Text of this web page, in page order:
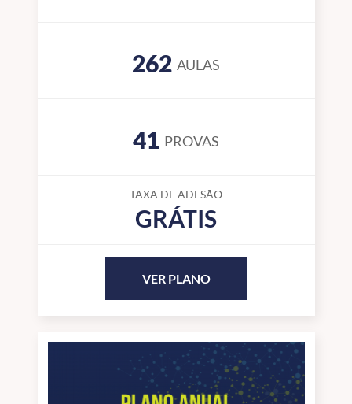
262 AULAS
41 PROVAS
TAXA DE ADESÃO
GRÁTIS
VER PLANO